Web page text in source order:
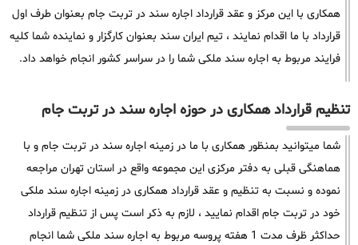
همکاری با این مرکز و عقد قرارداد اجاره سند در تربت جام بعنوان طرف اول
قرارداد با ما اقدام نمایند ، تیم ایران سند بعنوان کارگزار و نماینده شما کلیه
فرایند مربوط به اجاره سند ملکی شما را در سراسر کشور انجام خواهد داد.
تنظیم قرارداد همکاری در حوزه اجاره سند در تربت جام
شما میتوانید بمنظور همکاری با ما در زمینه اجاره سند در تربت جام و با
هماهنگی قبلی به دفتر مرکزی این مجموعه واقع در استان تهران مراجعه
نموده و نسبت به تنظیم و عقد قرارداد همکاری در زمینه اجاره سند ملکی
خود در تربت جام اقدام نمایید ، لازم به ذکر است پس از تنظیم قرارداد
حداکثر ظرف مدت 1 هفته پروسه مربوط به اجاره سند ملکی شما انجام